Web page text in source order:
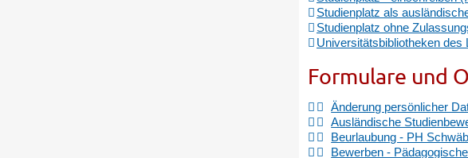
Studienplatz als
Studienplatz ohne
Universitätsbibliotheken
Formulare und
Änderung persönlicher
Ausländische
Beurlaubung - PH
Bewerben -